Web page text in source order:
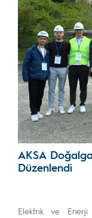
AKSA
Düzenlendi
Elektrik ve Enerji